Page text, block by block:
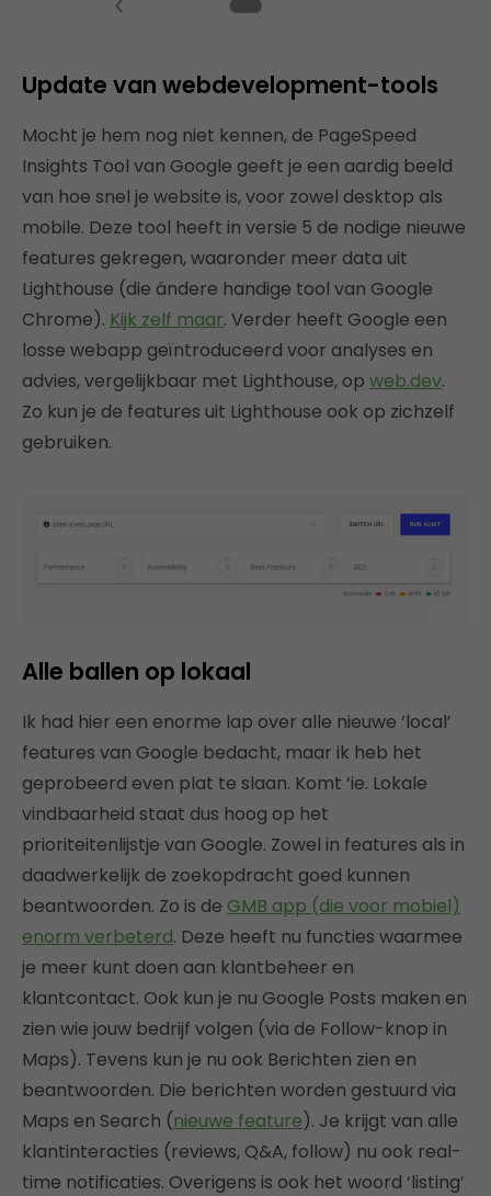
Update van webdevelopment-tools
Mocht je hem nog niet kennen, de PageSpeed
Insights Tool van Google geeft je een aardig beeld
van hoe snel je website is, voor zowel desktop als
mobile. Deze tool heeft in versie 5 de nodige nieuwe
features gekregen, waaronder meer data uit
Lighthouse (die ándere handige tool van Google
Chrome). Kijk zelf maar. Verder heeft Google een
losse webapp geïntroduceerd voor analyses en
advies, vergelijkbaar met Lighthouse, op web.dev.
Zo kun je de features uit Lighthouse ook op zichzelf
gebruiken.
Alle ballen op lokaal
Ik had hier een enorme lap over alle nieuwe ‘local’
features van Google bedacht, maar ik heb het
geprobeerd even plat te slaan. Komt ‘ie. Lokale
vindbaarheid staat dus hoog op het
prioriteitenlijstje van Google. Zowel in features als in
daadwerkelijk de zoekopdracht goed kunnen
beantwoorden. Zo is de GMB app (die voor mobiel)
enorm verbeterd. Deze heeft nu functies waarmee
je meer kunt doen aan klantbeheer en
klantcontact. Ook kun je nu Google Posts maken en
zien wie jouw bedrijf volgen (via de Follow-knop in
Maps). Tevens kun je nu ook Berichten zien en
beantwoorden. Die berichten worden gestuurd via
Maps en Search (nieuwe feature). Je krijgt van alle
klantinteracties (reviews, Q&A, follow) nu ook real-
time notificaties. Overigens is ook het woord ‘listing’